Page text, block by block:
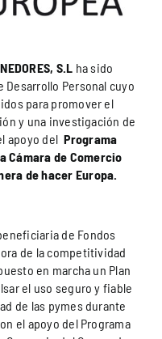
S.L ha sido
Personal cuyo
para promover el
y una investigación de
apoyo del Programa
Cámara de Comercio
de hacer Europa.
de Fondos
de la competitividad
en marcha un Plan
el uso seguro y fiable
de las pymes durante
el apoyo del Programa